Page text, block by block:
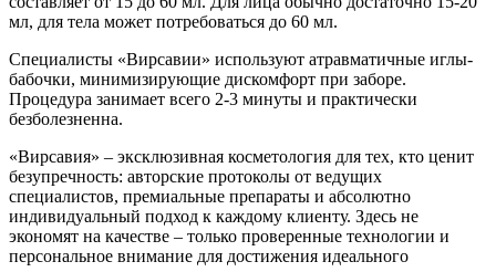
мл, для тела может потребоваться до 60 мл.
Специалисты «Вирсавии» используют атравматичные иглы-
бабочки, минимизирующие дискомфорт при заборе.
Процедура занимает всего 2-3 минуты и практически
безболезненна.
«Вирсавия» – эксклюзивная косметология для тех, кто ценит
безупречность: авторские протоколы от ведущих
специалистов, премиальные препараты и абсолютно
индивидуальный подход к каждому клиенту. Здесь не
экономят на качестве – только проверенные технологии и
персональное внимание для достижения идеального